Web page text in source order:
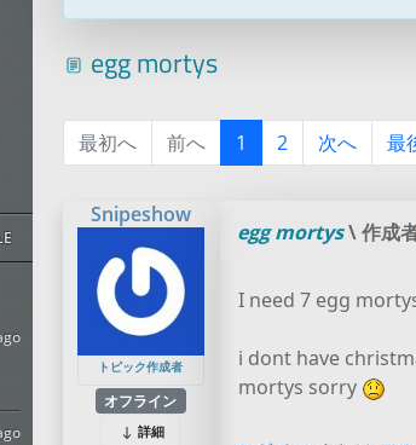
egg mortys
最初へ 前へ 1 2 次へ 最
Snipeshow
トピック作成者
オフライン
詳細
egg mortys\ 作成
I need 7 egg
i dont have
mortys sorry